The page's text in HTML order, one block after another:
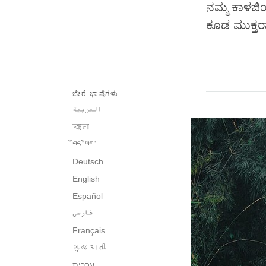
ನಮ್ಮ
ಕೂಡ
ಬೇರೆ ಭಾಷೆಗಳು
العربية
বাংলা
བོད་ཡིག་
Deutsch
English
Español
فارسی
Français
ગુજરાતી